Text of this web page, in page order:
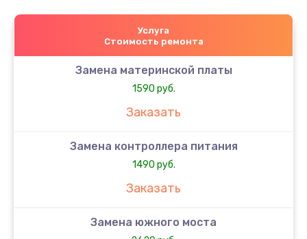
Услуга
Стоимость ремонта
Замена материнской платы
1590 руб.
Заказать
Замена контроллера питания
1490 руб.
Заказать
Замена южного моста